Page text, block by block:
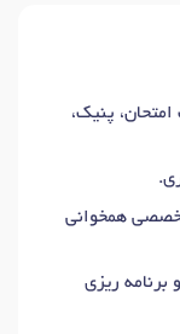
امتحان، پنیک،
همخوانی
ریزی